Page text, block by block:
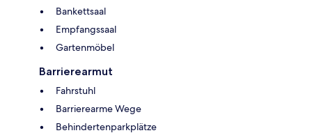
Bankettsaal
Empfangssaal
Gartenmöbel
Barrierearmut
Fahrstuhl
Barrierearme Wege
Behindertenparkplätze